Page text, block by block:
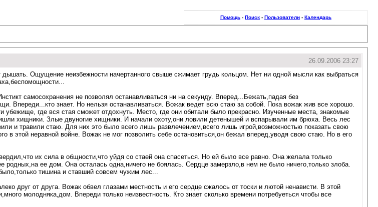
Помощь - Поиск - Пользователи - Календарь
26.09.2006 23:27
Ощущение неизбежности начертанного свыше сжимает грудь кольцом. Нет ни одной мысли как выбраться
самосохранения не позволял останавливаться ни на секунду. Вперед...Бежать,падая без
Впереди...кто знает. Но нельзя останавливаться. Вожак ведет всю стаю за собой. Пока вожак жив все хорошо.
где вся стая сможет отдохнуть. Место, где они обитали было прекрасно. Изученные места, знакомые
хищники. Злые двуногие хищники. И начали охоту,они ловили детенышей и вспарывали им брюха. Весь лес
и травили стаю. Для них это было всего лишь развлечением,всего лишь игрой,возможностью показать свою
в этой неравной войне. Вожак не мог позволить себе остановиться,он бежал вперед,уводя свою стаю. Но в его
их сила в общности,что уйдя со стаей она спасеться. Но ей было все равно. Она желала только
ее дом. Она осталась одна,ничего не боялась. Сердце замерзло,в нем не было ничего,только злоба.
тишина и ставший совсем чужим лес...
друг от друга. Вожак обвел глазами местность и его сердце сжалось от тоски и лютой ненависти. В этой
молодняка,дом. Впереди только неизвестность. Кто знает сколько времени потребуеться чтобы все